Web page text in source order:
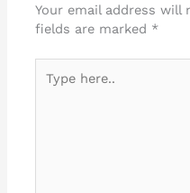
Your email address will
fields are marked *
here..